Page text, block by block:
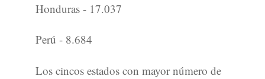
Honduras - 17.037
Perú - 8.684
Los cincos estados con mayor número de